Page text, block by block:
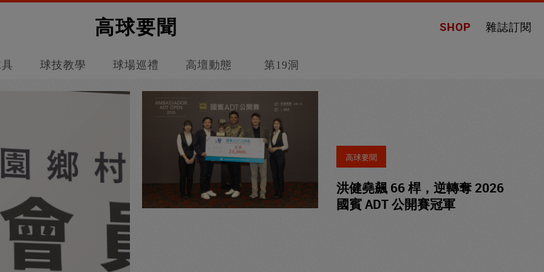
高球要聞 SHOP 雜誌訂閱
球技教學 球場巡禮 高壇動態 第19洞
高球要聞
洪健堯飆 66 桿，逆轉奪 2026
國賓 ADT 公開賽冠軍